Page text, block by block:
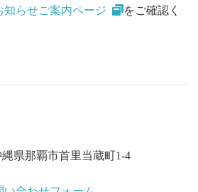
らせご案内ページ
をご確認く
県那覇市首里当蔵町1-4